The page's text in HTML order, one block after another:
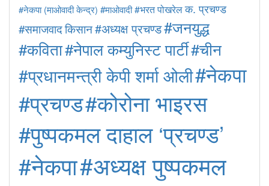
#नेकपा (माओवादी केन्द्र) #माओवादी#भरत पोखरेलक. प्रचण्ड
#समाजवादकिसान#अध्यक्ष प्रचण्ड#जनयुद्ध
#कविता#नेपाल कम्युनिस्ट पार्टी#चीन
#प्रधानमन्त्री केपी शर्मा ओली#नेकपा
#प्रचण्ड#कोरोना भाइरस
#पुष्पकमल दाहाल ‘प्रचण्ड’
#नेकपा#अध्यक्ष पुष्पकमल